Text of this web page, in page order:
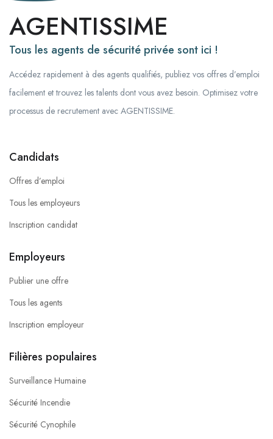
AGENTISSIME
Tous les agents de sécurité privée sont ici !
Accédez rapidement à des agents qualifiés, publiez vos offres d’emploi
facilement et trouvez les talents dont vous avez besoin. Optimisez votre
processus de recrutement avec AGENTISSIME.
Candidats
Offres d’emploi
Tous les employeurs
Inscription candidat
Employeurs
Publier une offre
Tous les agents
Inscription employeur
Filières populaires
Surveillance Humaine
Sécurité Incendie
Sécurité Cynophile